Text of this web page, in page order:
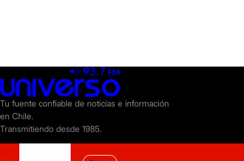
Tu fuente confiable de noticias e información
en Chile.
Transmitiendo desde 1985.